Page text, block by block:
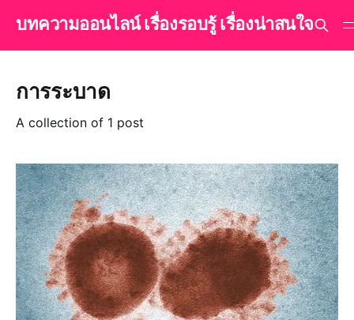
บทความออนไลน์ เรื่องรอบรู้ เรื่องน่าสนใจ
การระบาด
A collection of 1 post